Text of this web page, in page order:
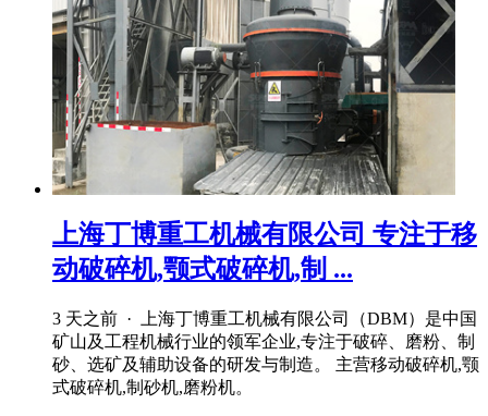
上海丁博重工机械有限公司 专注于移
动破碎机,颚式破碎机,制 ...
3 天之前 · 上海丁博重工机械有限公司（DBM）是中国
矿山及工程机械行业的领军企业,专注于破碎、磨粉、制
砂、选矿及辅助设备的研发与制造。 主营移动破碎机,颚
式破碎机,制砂机,磨粉机。